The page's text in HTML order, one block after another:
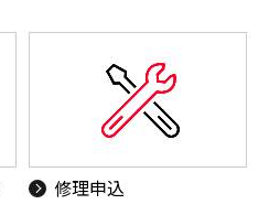
修理申込